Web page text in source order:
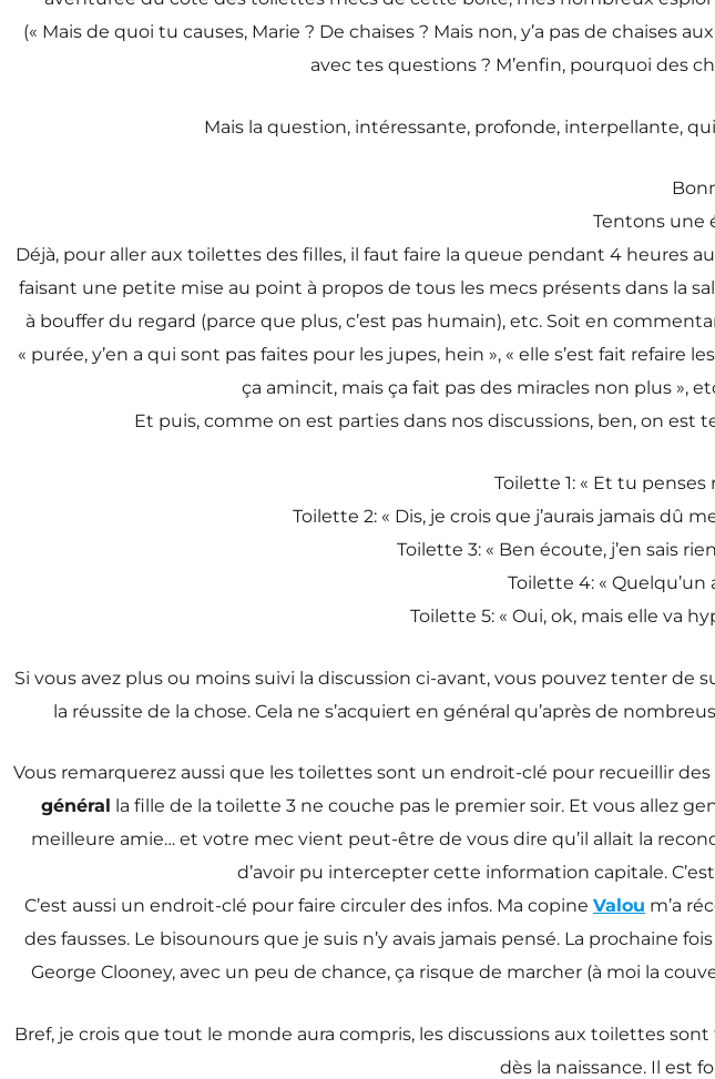
(« Mais de quoi tu causes, Marie ? De chaises ? Mais non, y’a pas de chaises
avec tes questions ? M’enfin, pourquoi des
Mais la question, intéressante, profonde, interpellante,
Tentons une
Déjà, pour aller aux toilettes des filles, il faut faire la queue pendant 4 heures
faisant une petite mise au point à propos de tous les mecs présents dans la
à bouffer du regard (parce que plus, c’est pas humain), etc. Soit en
« purée, y’en a qui sont pas faites pour les jupes, hein », « elle s’est fait refaire
ça amincit, mais ça fait pas des miracles non plus »,
Et puis, comme on est parties dans nos discussions, ben, on
Toilette 1: « Et tu penses
Toilette 2: « Dis, je crois que j’aurais jamais dû
Toilette 3: « Ben écoute, j’en sais
Toilette 4: « Quelqu’un
Toilette 5: « Oui, ok, mais elle va
Si vous avez plus ou moins suivi la discussion ci-avant, vous pouvez tenter
la réussite de la chose. Cela ne s’acquiert en général qu’après de
Vous remarquerez aussi que les toilettes sont un endroit-clé pour recueillir
général la fille de la toilette 3 ne couche pas le premier soir. Et vous allez
meilleure amie… et votre mec vient peut-être de vous dire qu’il allait la
d’avoir pu intercepter cette information capitale.
C’est aussi un endroit-clé pour faire circuler des infos. Ma copine Valou m’a
des fausses. Le bisounours que je suis n’y avais jamais pensé. La prochaine
George Clooney, avec un peu de chance, ça risque de marcher (à moi la
Bref, je crois que tout le monde aura compris, les discussions aux toilettes
dès la naissance. Il est